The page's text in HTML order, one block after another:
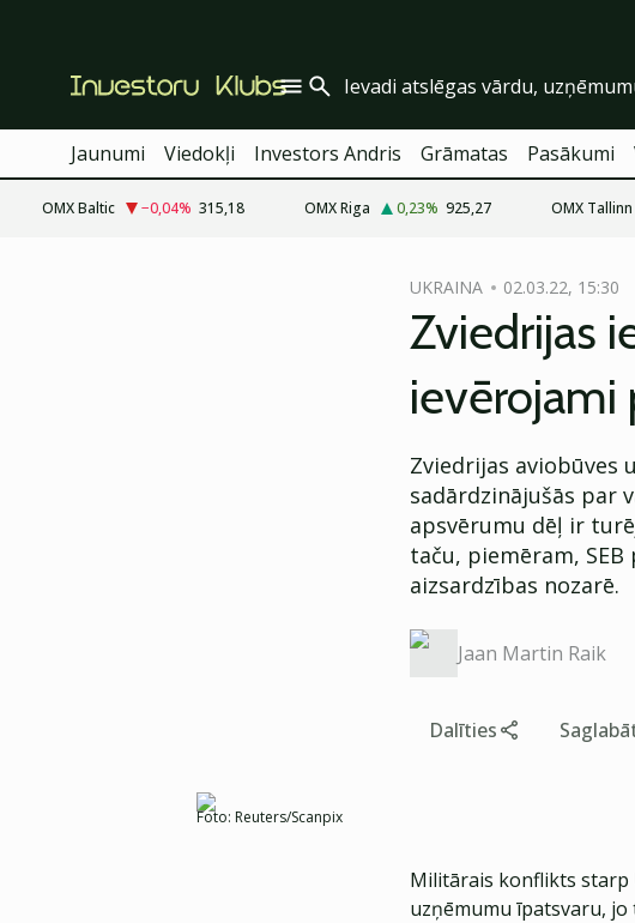
Jaunumi Viedokļi Investors Andris Grāmatas Pasākumi
OMX Baltic −0,04% 315,18 OMX Riga 0,23% 925,27 OMX Tallinn
UKRAINA 02.03.22, 15:30
Zviedrijas
ievērojami
Zviedrijas aviobūves
sadārdzinājušās par
apsvērumu dēļ ir
taču, piemēram,
aizsardzības nozarē.
Jaan Martin Raik
Dalīties
Foto: Reuters/Scanpix
Militārais konflikts starp
uzņēmumu īpatsvaru,